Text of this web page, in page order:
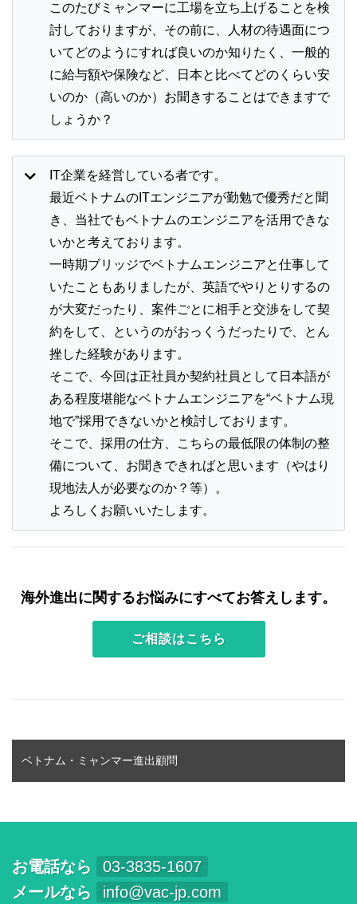
このたびミャンマーに工場を立ち上げることを検
討しておりますが、その前に、人材の待遇面につ
いてどのようにすれば良いのか知りたく、一般的
に給与額や保険など、日本と比べてどのくらい安
いのか（高いのか）お聞きすることはできますで
しょうか？
IT企業を経営している者です。
最近ベトナムのITエンジニアが勤勉で優秀だと聞
き、当社でもベトナムのエンジニアを活用できな
いかと考えております。
一時期ブリッジでベトナムエンジニアと仕事して
いたこともありましたが、英語でやりとりするの
が大変だったり、案件ごとに相手と交渉をして契
約をして、というのがおっくうだったりで、とん
挫した経験があります。
そこで、今回は正社員か契約社員として日本語が
ある程度堪能なベトナムエンジニアを“ベトナム現
地で”採用できないかと検討しております。
そこで、採用の仕方、こちらの最低限の体制の整
備について、お聞きできればと思います（やはり
現地法人が必要なのか？等）。
よろしくお願いいたします。
海外進出に関するお悩みにすべてお答えします。
ご相談はこちら
ベトナム・ミャンマー進出顧問
お電話なら
03-3835-1607
メールなら
info@vac-jp.com